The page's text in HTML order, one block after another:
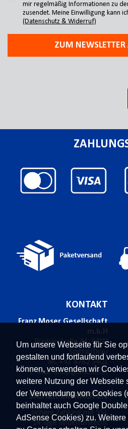
Um unsere Webseite für Sie
gestalten und fortlaufend
können, verwenden wir
weitere Nutzung der Webseite
der Verwendung von Cookies
beinhaltet auch Google
AdSense Cookies) zu. Weitere
mir regelmäßig Informationen zu
zusendet. Meine Einwilligung kann
(Datenschutz & Widerruf)
ZUM
KONTAKT
Franz Moser Gesellschaft
m.b.H
Bünkerstraße 44,9800
Spittal/Drau
Tel. +43 4762 5401
E-Mail: shop@fmoser.at
SICHER EINKAUFEN
sichere Zahlung mit SSL
14 Tage Widerrufsrecht